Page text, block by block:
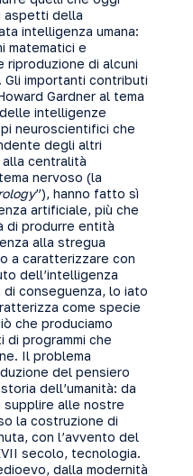
aspetti della
intelligenza umana:
matematici e
riproduzione di alcuni
importanti contributi
Gardner al tema
intelligenze
neuroscientifici che
degli altri
centralità
nervoso (la
”), hanno fatto sì
artificiale, più che
di produrre entità
alla stregua
a caratterizzare con
dell’intelligenza
di conseguenza, lo iato
come specie
che produciamo
programmi che
Il problema
del pensiero
dell’umanità: da
supplire alle nostre
la costruzione di
con l’avvento del
secolo, tecnologia.
dalla modernità